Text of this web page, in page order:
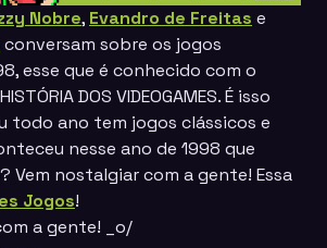
Nobre, Evandro de Freitas e
conversam sobre os jogos
esse que é conhecido com o
DOS VIDEOGAMES. É isso
todo ano tem jogos clássicos e
nesse ano de 1998 que
Vem nostalgiar com a gente! Essa
Jogos!
a gente! _o/